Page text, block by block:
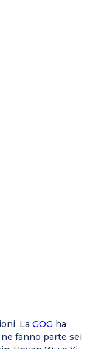
La GOG ha
fanno parte sei